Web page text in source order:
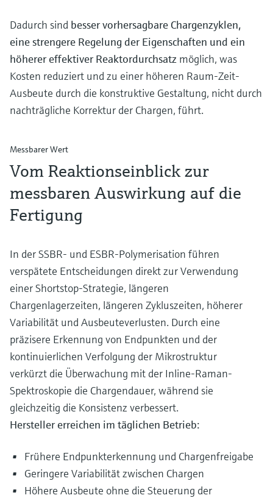
Dadurch sind besser vorhersagbare Chargenzyklen,
eine strengere Regelung der Eigenschaften und ein
höherer effektiver Reaktordurchsatz möglich, was
Kosten reduziert und zu einer höheren Raum-Zeit-
Ausbeute durch die konstruktive Gestaltung, nicht durch
nachträgliche Korrektur der Chargen, führt.
Messbarer Wert
Vom Reaktionseinblick zur
messbaren Auswirkung auf die
Fertigung
In der SSBR- und ESBR-Polymerisation führen
verspätete Entscheidungen direkt zur Verwendung
einer Shortstop-Strategie, längeren
Chargenlagerzeiten, längeren Zykluszeiten, höherer
Variabilität und Ausbeuteverlusten. Durch eine
präzisere Erkennung von Endpunkten und der
kontinuierlichen Verfolgung der Mikrostruktur
verkürzt die Überwachung mit der Inline-Raman-
Spektroskopie die Chargendauer, während sie
gleichzeitig die Konsistenz verbessert.
Hersteller erreichen im täglichen Betrieb:
Frühere Endpunkterkennung und Chargenfreigabe
Geringere Variabilität zwischen Chargen
Höhere Ausbeute ohne die Steuerung der